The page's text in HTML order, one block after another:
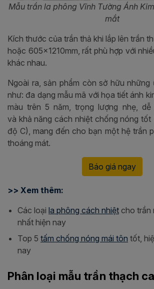
Mẫu trần la phông Vĩnh Tường Ánh
mắt
Kích thước của trần thả khi lắp lên trần
hoặc 605x1210mm, rất phù hợp với
khác nhau.
Ngoài ra, sản phẩm còn sở hữu
như: đa dạng mẫu mã với họa tiết ánh
màu trên 5 năm, trọng lượng nhẹ,
và khả năng cách nhiệt chống nóng tốt
độ C), mang đến cho bạn một hệ trần
thoáng mát.
Báo giá ngay
>> Xem thêm:
Các loại la phông cách nhiệt cho trần
nhất hiện nay
Top 5 tấm chống nóng mái tôn tốt,
nay
Phân loại mẫu trần thạch